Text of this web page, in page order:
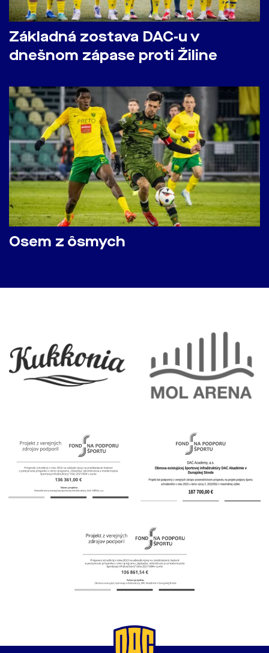
Základná zostava DAC-u v
dnešnom zápase proti Žiline
Osem z ôsmych